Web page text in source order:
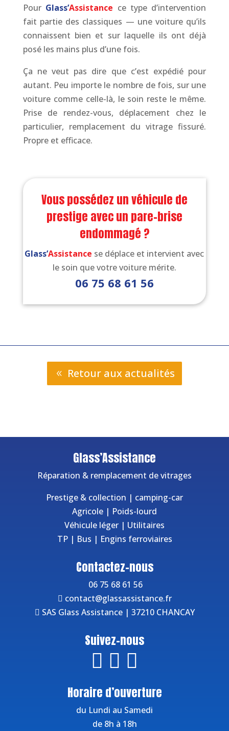
Pour Glass’Assistance ce type d’intervention
fait partie des classiques — une voiture qu’ils
connaissent bien et sur laquelle ils ont déjà
posé les mains plus d’une fois.
Ça ne veut pas dire que c’est expédié pour
autant. Peu importe le nombre de fois, sur une
voiture comme celle-là, le soin reste le même.
Prise de rendez-vous, déplacement chez le
particulier, remplacement du vitrage fissuré.
Propre et efficace.
Vous possédez un véhicule de
prestige avec un pare-brise
endommagé ?
Glass’Assistance se déplace et intervient avec
le soin que votre voiture mérite.
06 75 68 61 56
Retour aux actualités
Glass’Assistance
Réparation & remplacement de vitrages
Prestige & collection | camping-car
Agricole | Poids-lourd
Véhicule léger | Utilitaires
TP| Bus | Engins ferroviaires
Contactez-nous
06 75 68 61 56
contact@glassassistance.fr
SAS Glass Assistance | 37210 CHANCAY
Suivez-nous
Horaire d’ouverture
du Lundi au Samedi
de 8h à 18h